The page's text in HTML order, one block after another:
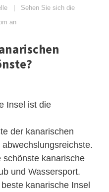
Sehen Sie sich die
an
Insel ist die
der kanarischen
schönste kanarische
und Wassersport.
kanarische Insel